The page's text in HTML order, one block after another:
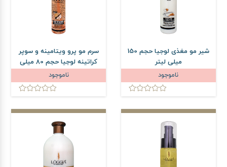
شیر مو مغذی لوجیا حجم 150
میلی لیتر
ناموجود
سرم مو پرو ویتامینه و سوپر
کراتینه لوجیا حجم 80 میلی
لیتر
ناموجود